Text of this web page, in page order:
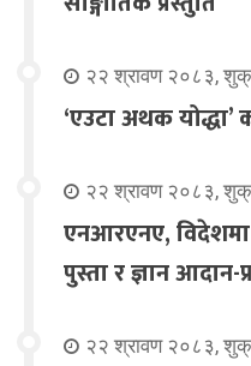
२२ श्रावण २०८३,
‘एउटा अथक योद्धा’
२२ श्रावण २०८३,
एनआरएनए, विदेशमा
पुस्ता र ज्ञान
२२ श्रावण २०८३,